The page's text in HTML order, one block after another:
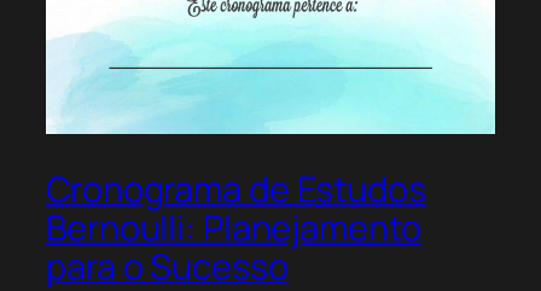
Cronograma de Estudos
Bernoulli: Planejamento
para o Sucesso